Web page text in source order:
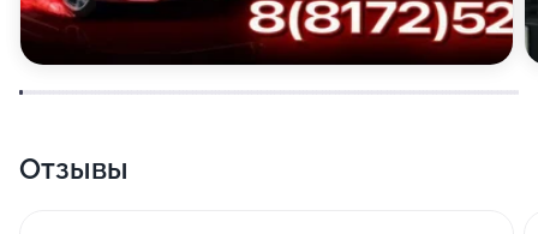
Отзывы